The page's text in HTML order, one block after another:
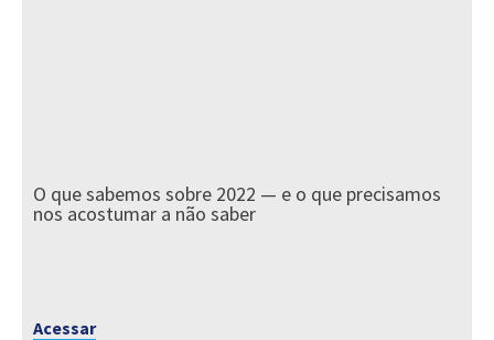
O que sabemos sobre 2022 — e o que precisamos
nos acostumar a não saber
Acessar